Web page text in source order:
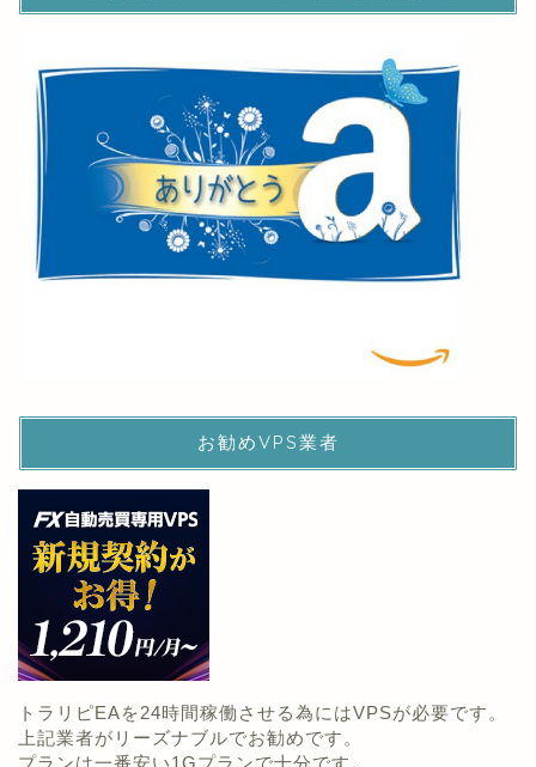
お勧めVPS業者
トラリピEAを24時間稼働させる為にはVPSが必要です。
上記業者がリーズナブルでお勧めです。